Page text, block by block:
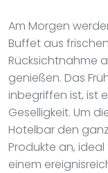
Am Morgen
Buffet aus
Rücksichtnahme
genießen. Das
inbegriffen ist, ist
Geselligkeit. Um
Hotelbar den
Produkte an,
einem